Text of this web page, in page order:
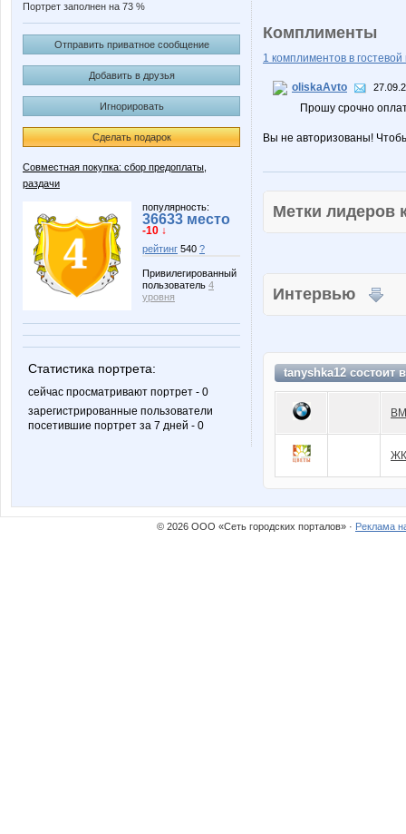
Портрет заполнен на 73 %
Отправить приватное сообщение
Добавить в друзья
Игнорировать
Сделать подарок
Совместная покупка: сбор предоплаты,
раздачи
популярность:
36633 место
-10 ↓
рейтинг 540 ?
Привилегированный
пользователь 4
уровня
Статистика портрета:
сейчас просматривают портрет - 0
зарегистрированные пользователи
посетившие портрет за 7 дней - 0
Комплименты
1 комплиментов в гостевой
oliskaAvto
Прошу срочно
Вы не авторизованы!
Метки
Интервью
tanyshka12 состоит
© 2026 ООО «Сеть городских порталов» · Реклама